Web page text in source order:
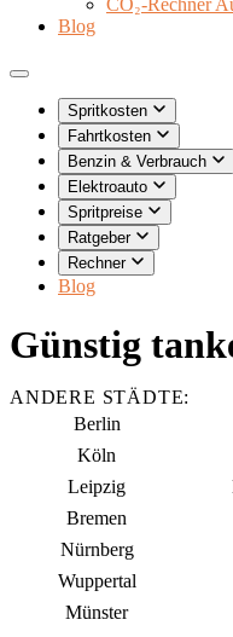
CO₂-Rechner
Blog
Spritkosten
Fahrtkosten
Benzin & Verbrauch
Elektroauto
Spritpreise
Ratgeber
Rechner
Blog
Günstig
ANDERE STÄDTE:
Berlin
Köln
Leipzig
Bremen
Nürnberg
Wuppertal
Münster